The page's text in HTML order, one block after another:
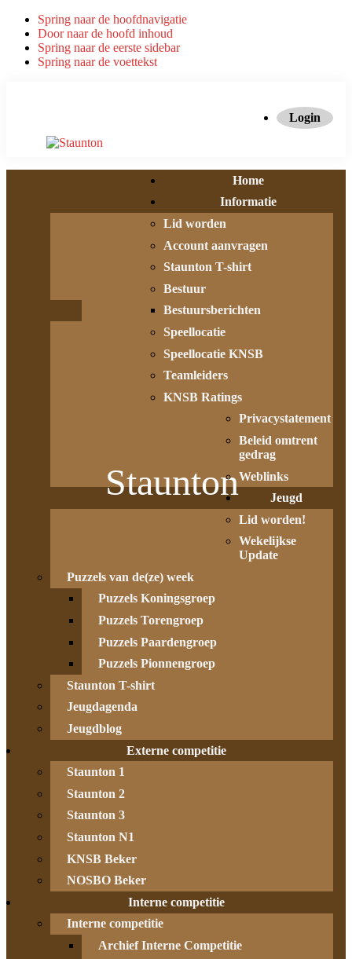
Spring naar de hoofdnavigatie
Door naar de hoofd inhoud
Spring naar de eerste sidebar
Spring naar de voettekst
Login
Staunton
Home
Informatie
Lid worden
Account aanvragen
Staunton T-shirt
Bestuur
Bestuursberichten
Speellocatie
Speellocatie KNSB
Teamleiders
KNSB Ratings
Privacystatement
Beleid omtrent
gedrag
Weblinks
Jeugd
Lid worden!
Wekelijkse
Update
Puzzels van de(ze) week
Puzzels Koningsgroep
Puzzels Torengroep
Puzzels Paardengroep
Puzzels Pionnengroep
Staunton T-shirt
Jeugdagenda
Jeugdblog
Externe competitie
Staunton 1
Staunton 2
Staunton 3
Staunton N1
KNSB Beker
NOSBO Beker
Interne competitie
Interne competitie
Archief Interne Competitie